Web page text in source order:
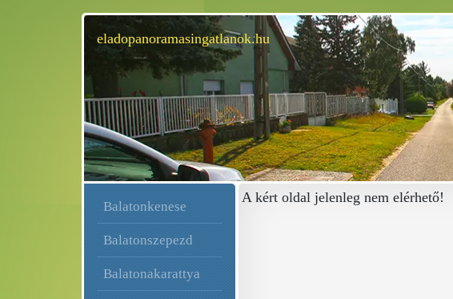
eladopanoramasingatlanok.hu
Balatonkenese
Balatonszepezd
Balatonakarattya
A kért oldal jelenleg nem elérhető!